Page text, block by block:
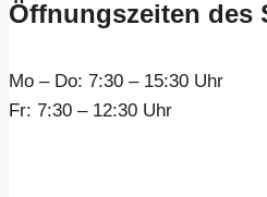
Öffnungszeiten des
Mo – Do: 7:30 – 15:30 Uhr
Fr: 7:30 – 12:30 Uhr